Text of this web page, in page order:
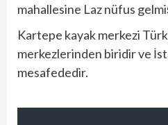
mahallesine Laz nüfus
Kartepe kayak merkezi
merkezlerinden biridir ve
mesafededir.